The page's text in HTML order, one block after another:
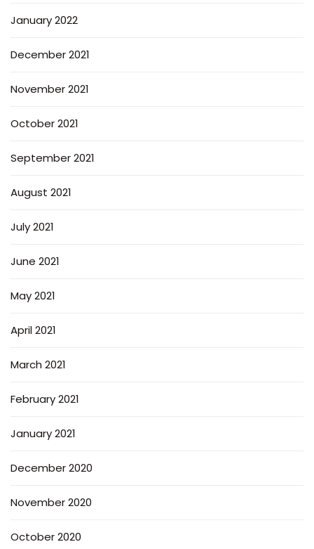
January 2022
December 2021
November 2021
October 2021
September 2021
August 2021
July 2021
June 2021
May 2021
April 2021
March 2021
February 2021
January 2021
December 2020
November 2020
October 2020